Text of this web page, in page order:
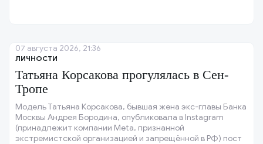
ЛИЧНОСТИ
Татьяна Корсакова прогулялась в Сен-
Тропе
Модель Татьяна Корсакова, бывшая жена экс-главы Банка
Москвы Андрея Бородина, опубликовала в Instagram
(принадлежит компании Meta, признанной
экстремистской организацией и запрещённой в РФ) пост
07 августа 2026, 21:36